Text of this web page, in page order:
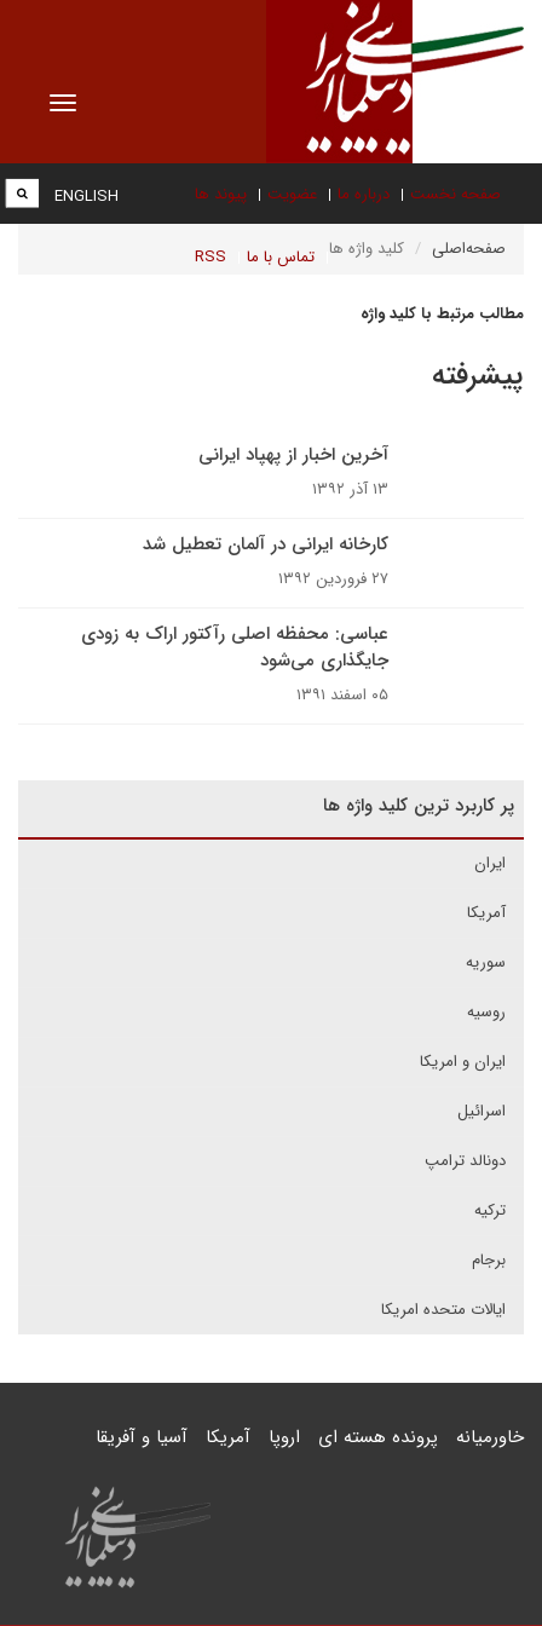
Toggle
صفحه نخست درباره ما عضویت پیوند ها
تماس با ما RSS
ENGLISH
صفحه‌اصلی کلید واژه ها
مطالب مرتبط با کلید واژه
پیشرفته
آخرین اخبار از پهپاد ایرانی
۱۳ آذر ۱۳۹۲
کارخانه ایرانی در آلمان تعطیل شد
۲۷ فروردین ۱۳۹۲
عباسی: محفظه اصلی رآکتور اراک به زودی
جایگذاری می‌شود
۰۵ اسفند ۱۳۹۱
پر کاربرد ترین کلید واژه ها
ایران
آمریکا
سوریه
روسیه
ایران و امریکا
اسرائیل
دونالد ترامپ
ترکیه
برجام
ایالات متحده امریکا
خاورمیانه پرونده هسته ای اروپا آمریکا آسیا و آفریقا